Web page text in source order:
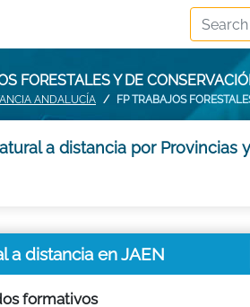
FORESTALES Y DE
ANDALUCÍA FP TRABAJOS
a distancia por Provincias
a distancia en JAEN
formativos